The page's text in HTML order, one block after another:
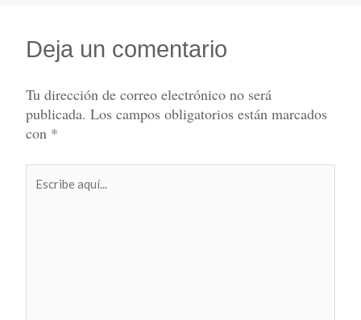
Deja un comentario
Tu dirección de correo electrónico no será
publicada. Los campos obligatorios están marcados
con *
aquí...